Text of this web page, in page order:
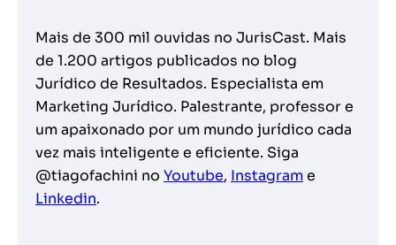
Mais de 300 mil ouvidas no JurisCast. Mais
de 1.200 artigos publicados no blog
Jurídico de Resultados. Especialista em
Marketing Jurídico. Palestrante, professor e
um apaixonado por um mundo jurídico cada
vez mais inteligente e eficiente. Siga
@tiagofachini no Youtube, Instagrame
Linkedin.